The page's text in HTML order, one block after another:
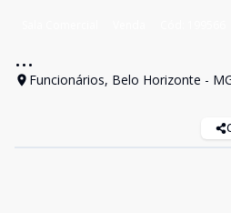
...
Funcionários, Belo Horizonte -